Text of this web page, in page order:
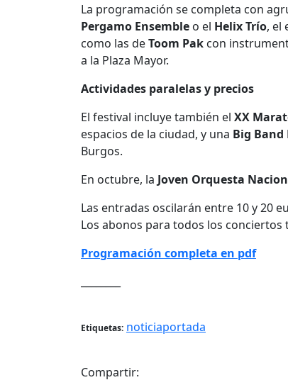
La programación se completa con
Pergamo Ensemble o el Helix Trío, el
como las deToom Pak con
a la Plaza Mayor.
Actividades paralelas y precios
El festival incluye también el XX
espacios de la ciudad, y una Big Band
Burgos.
En octubre, la Joven Orquesta
Las entradas oscilarán entre 10 y 20
Los abonos para todos los
Programación completa en pdf
Etiquetas: noticiaportada
Compartir: